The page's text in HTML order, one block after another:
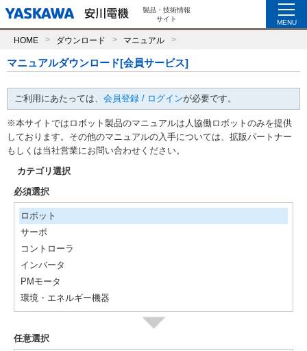
製品・技術情報
サイト
MENU
HOME ダウンロード マニュアル
マニュアルダウンロード[会員サービス]
ご利用にあたっては、 会員登録 / ログインが必要です。
※本サイトではロボット製品のマニュアルは人協働ロボットのみを提供
しております。その他のマニュアルの入手については、拡販パートナー
もしくは当社営業にお問い合わせください。
カテゴリ選択
必須選択
ロボット
サーボ
コントローラ
インバータ
PMモータ
環境・エネルギー機器
任意選択